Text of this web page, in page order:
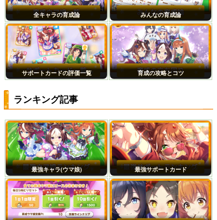
全キャラの育成論 みんなの育成論
サポートカードの評価一覧 育成の攻略とコツ
ランキング記事
最強キャラ(ウマ娘) 最強サポートカード